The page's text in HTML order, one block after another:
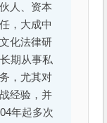
人、资本
，大成中
化法律研
期从事私
，尤其对
经验，并
年起多次